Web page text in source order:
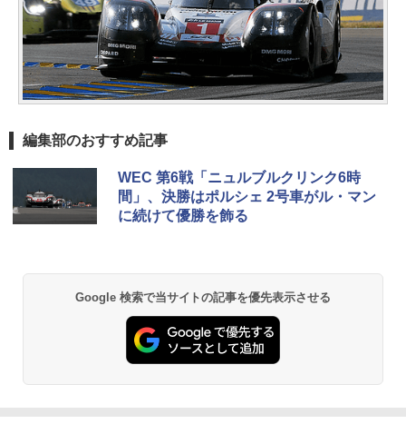
編集部のおすすめ記事
WEC 第6戦「ニュルブルクリンク6時
間」、決勝はポルシェ 2号車がル・マン
に続けて優勝を飾る
Google 検索で当サイトの記事を優先表示させる